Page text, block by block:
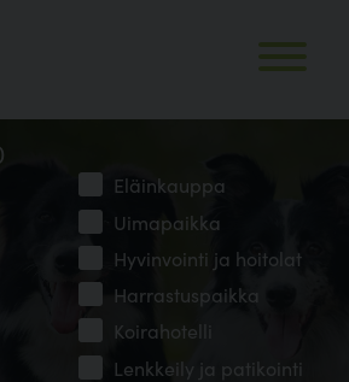
Eläinkauppa
Uimapaikka
Hyvinvointi ja hoitolat
Harrastuspaikka
Koirahotelli
Lenkkeily ja patikointi